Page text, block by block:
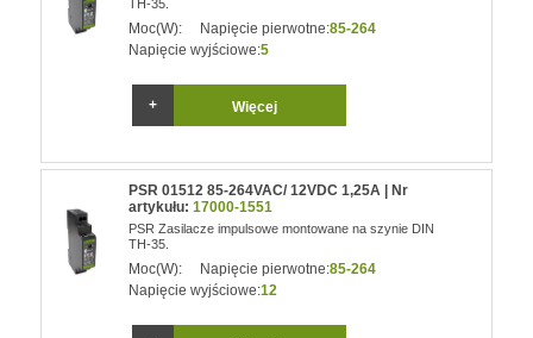
TH-35.
Moc(W): Napięcie pierwotne:85-264
Napięcie wyjściowe:5
Więcej
PSR 01512 85-264VAC/ 12VDC 1,25A | Nr
artykułu:17000-1551
PSR Zasilacze impulsowe montowane na szynie DIN
TH-35.
Moc(W): Napięcie pierwotne:85-264
Napięcie wyjściowe:12